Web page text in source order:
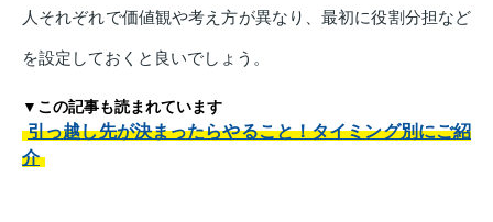
人それぞれで価値観や考え方が異なり、最初に役割分担など
を設定しておくと良いでしょう。
▼この記事も読まれています
引っ越し先が決まったらやること！タイミング別にご紹
介